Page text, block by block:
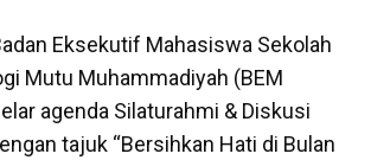
Eksekutif Mahasiswa Sekolah
Mutu Muhammadiyah (BEM
agenda Silaturahmi & Diskusi
tajuk “Bersihkan Hati di Bulan